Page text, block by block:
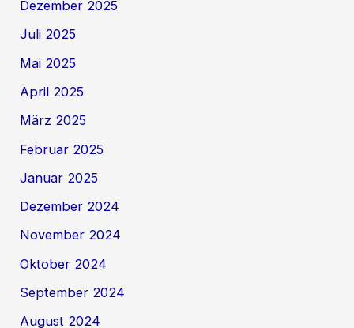
Dezember 2025
Juli 2025
Mai 2025
April 2025
März 2025
Februar 2025
Januar 2025
Dezember 2024
November 2024
Oktober 2024
September 2024
August 2024